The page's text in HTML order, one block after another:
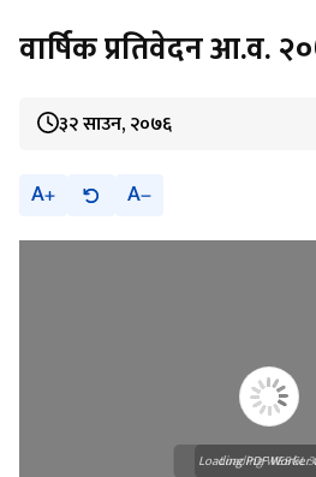
वार्षिक प्रतिवेदन आ.व.
३२ साउन, २०७६
A A
Loading WEBGL
Loading PDF Worker